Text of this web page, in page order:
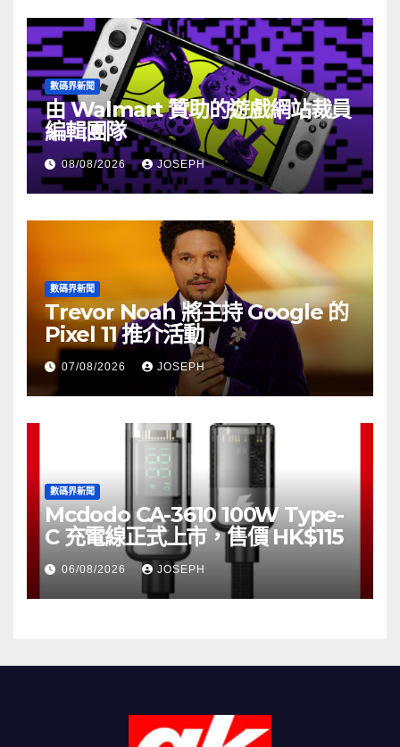
數碼界新聞
由 Walmart 贊助的遊戲網站裁員
編輯團隊
08/08/2026 JOSEPH
數碼界新聞
Trevor Noah 將主持 Google 的
Pixel 11 推介活動
07/08/2026 JOSEPH
數碼界新聞
Mcdodo CA-3610 100W Type-
C 充電線正式上市，售價 HK$115
06/08/2026 JOSEPH